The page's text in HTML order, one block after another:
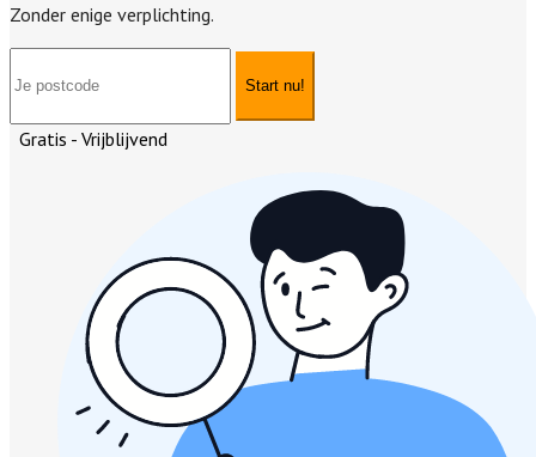
Zonder enige verplichting.
Start nu!
Gratis - Vrijblijvend